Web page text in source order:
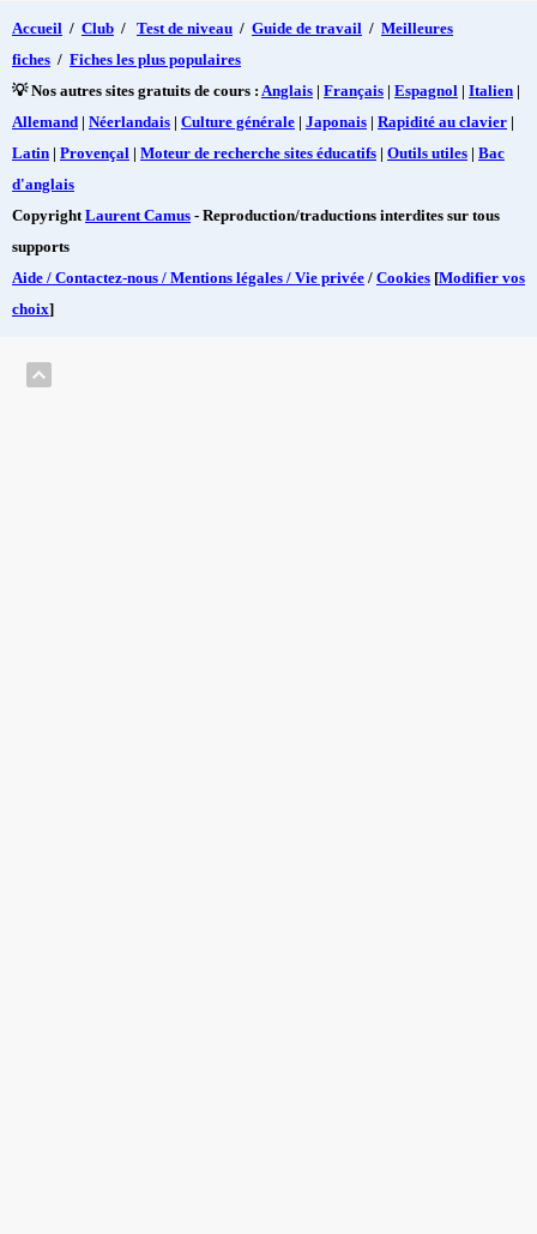
Accueil / Club / Test de niveau / Guide de travail / Meilleures
fiches / Fiches les plus populaires
💡 Nos autres sites gratuits de cours : Anglais | Français | Espagnol | Italien |
Allemand | Néerlandais | Culture générale | Japonais | Rapidité au clavier |
Latin | Provençal | Moteur de recherche sites éducatifs | Outils utiles | Bac
d'anglais
Copyright Laurent Camus - Reproduction/traductions interdites sur tous
supports
Aide / Contactez-nous / Mentions légales / Vie privée / Cookies [Modifier vos
choix]